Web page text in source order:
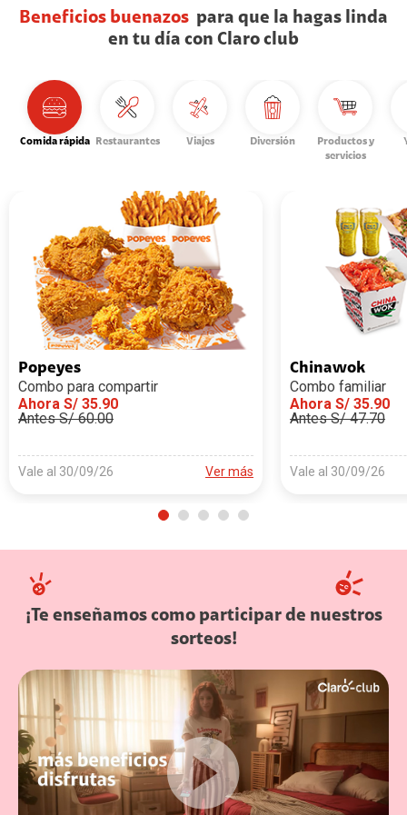
Beneficios buenazos para que la hagas linda
en tu día con Claro club
Comida rápida Restaurantes Viajes Diversión
Productos y
servicios
Popeyes
Combo para compartir
Ahora S/ 35.90
Antes S/ 60.00
Vale al 30/09/26 Ver más
Chinawok
Combo familiar
Ahora S/ 35.90
Antes S/ 47.70
Vale al 30/09/26
¡Te enseñamos como participar de nuestros
sorteos!